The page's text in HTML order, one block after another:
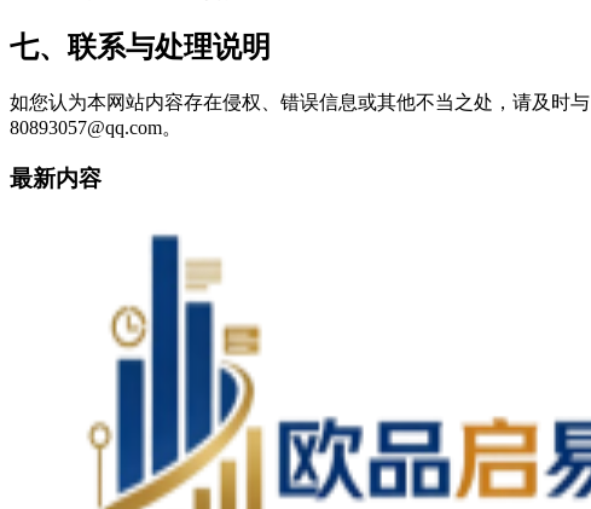
七、联系与处理说明
如您认为本网站内容存在侵权、错误信息或其他不当之处，请及时与
80893057@qq.com。
最新内容